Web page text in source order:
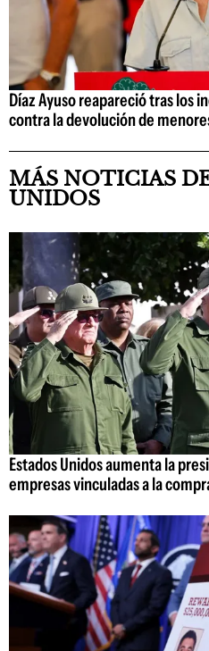
Díaz Ayuso reapareció tras los
contra la devolución de
MÁS NOTICIAS
UNIDOS
Estados Unidos aumenta la
empresas vinculadas a la